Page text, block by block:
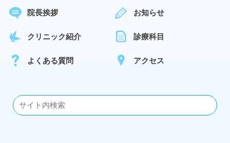
院長挨拶 お知らせ
クリニック紹介 診療科目
よくある質問 アクセス